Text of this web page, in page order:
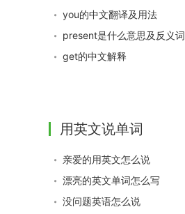
you的中文翻译及用法
present是什么意思及反义词
get的中文解释
用英文说单词
亲爱的用英文怎么说
漂亮的英文单词怎么写
没问题英语怎么说